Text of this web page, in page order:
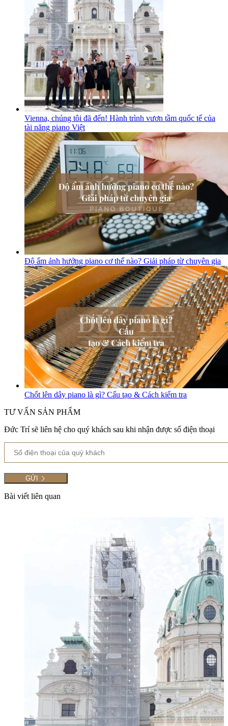
Vienna, chúng tôi đã đến! Hành trình vươn tầm quốc tế của
tài năng piano Việt
Độ ẩm ảnh hưởng piano cơ thế nào? Giải pháp từ chuyên gia
Chốt lên dây piano là gì? Cấu tạo & Cách kiểm tra
TƯ VẤN SẢN PHẨM
Đức Trí sẽ liên hệ cho quý khách sau khi nhận được số điện thoại
Bài viết liên quan